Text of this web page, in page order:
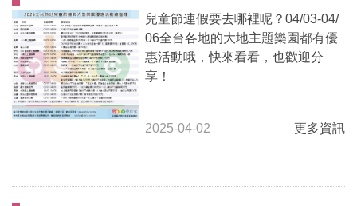
兒童節連假要去哪裡呢？04/03-04/
06全台各地的大地主題樂園都有優
惠活動哦，快來看看，也歡迎分
享！
更多資訊
2025-04-02